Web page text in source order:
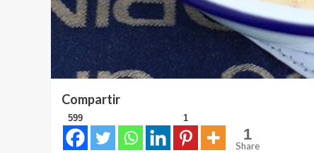
Compartir
599 1
1
Share